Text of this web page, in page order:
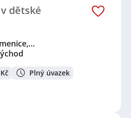
dětské
Plný úvazek